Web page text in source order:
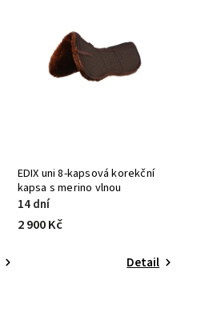
EDIX uni 8-kapsová korekční
kapsa s merino vlnou
14 dní
2 900 Kč
Detail